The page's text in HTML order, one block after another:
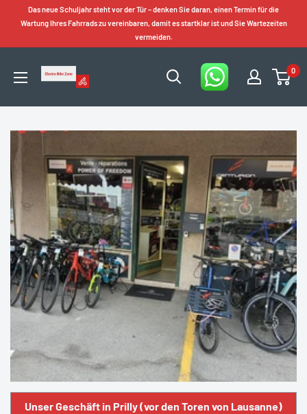
Inhalt
Das neue Schuljahr steht vor der Tür – denken Sie daran, einen Termin für die
Wartung Ihres Fahrrads zu vereinbaren, damit es startklar ist und Sie Wartezeiten
vermeiden.
Electro
Zone
0
Unser Geschäft in Prilly (vor den Toren von Lausanne)